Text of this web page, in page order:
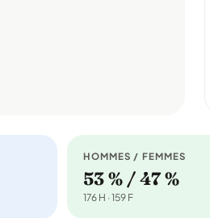
HOMMES / FEMMES
53 % / 47 %
176 H · 159 F